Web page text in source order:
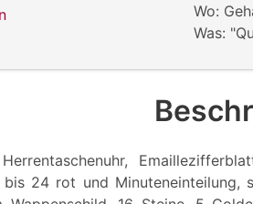
Wo:
Was:
bis 24 rot und Minuteneinteilung,